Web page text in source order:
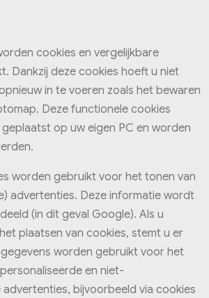
cookies en vergelijkbare
Dankzij deze cookies hoeft u niet
in te voeren zoals het bewaren
Deze functionele cookies
op uw eigen PC en worden
worden gebruikt voor het tonen van
advertenties. Deze informatie wordt
(in dit geval Google). Als u
plaatsen van cookies, stemt u er
worden gebruikt voor het
en niet-
bijvoorbeeld via cookies